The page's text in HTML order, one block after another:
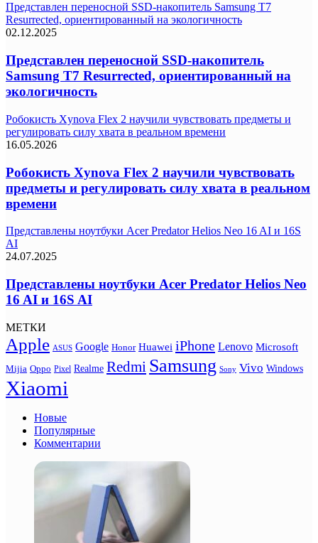
Представлен переносной SSD-накопитель Samsung T7
Resurrected, ориентированный на экологичность
02.12.2025
Представлен переносной SSD-накопитель
Samsung T7 Resurrected, ориентированный на
экологичность
Робокисть Xynova Flex 2 научили чувствовать предметы и
регулировать силу хвата в реальном времени
16.05.2026
Робокисть Xynova Flex 2 научили чувствовать
предметы и регулировать силу хвата в реальном
времени
Представлены ноутбуки Acer Predator Helios Neo 16 AI и 16S
AI
24.07.2025
Представлены ноутбуки Acer Predator Helios Neo
16 AI и 16S AI
МЕТКИ
Apple ASUS Google Honor Huawei iPhone Lenovo Microsoft
Mijia Oppo Pixel Realme Redmi Samsung Sony Vivo Windows
Xiaomi
Новые
Популярные
Комментарии